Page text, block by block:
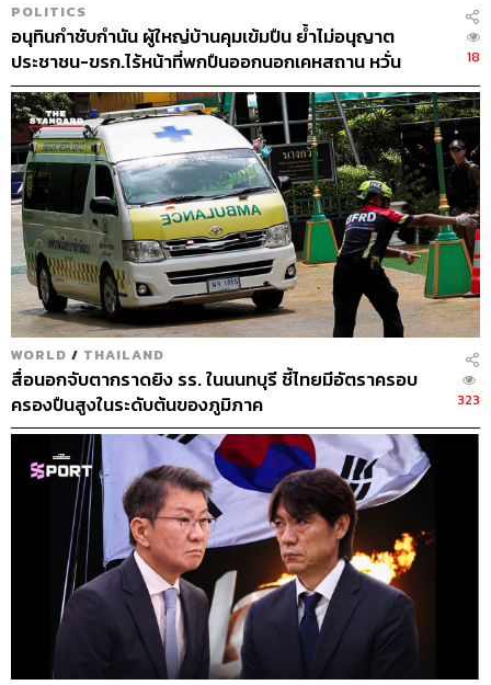
POLITICS
อนุทินกำชับกำนัน ผู้ใหญ่บ้านคุมเข้มปืน ย้ำไม่อนุญาต
ประชาชน-ขรก.ไร้หน้าที่พกปืนออกนอกเคหสถาน หวั่น
พฤติกรรมลอกเลียนแบบ จ่อลงพื้นที่เกิดเหตุ
18
WORLD / THAILAND
สื่อนอกจับตากราดยิง รร. ในนนทบุรี ชี้ไทยมีอัตราครอบ
ครองปืนสูงในระดับต้นของภูมิภาค
323